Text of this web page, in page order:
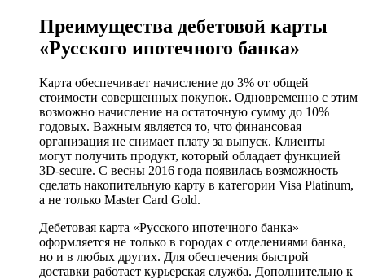
Преимущества дебетовой карты
«Русского ипотечного банка»
Карта обеспечивает начисление до 3% от общей
стоимости совершенных покупок. Одновременно с этим
возможно начисление на остаточную сумму до 10%
годовых. Важным является то, что финансовая
организация не снимает плату за выпуск. Клиенты
могут получить продукт, который обладает функцией
3D-secure. С весны 2016 года появилась возможность
сделать накопительную карту в категории Visa Platinum,
а не только Master Card Gold.
Дебетовая карта «Русского ипотечного банка»
оформляется не только в городах с отделениями банка,
но и в любых других. Для обеспечения быстрой
доставки работает курьерская служба. Дополнительно к